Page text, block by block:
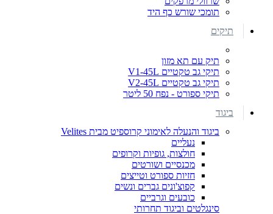
תומכי שורש כף היד
תיקים
תיק עם תא מזון
תיקי גב טקטיים V1-45L
תיקי גב טקטיים V2-45L
תיקי ספורט - נפח 50 ליטר
ביגוד
ביגוד והנעלה לאימוני קרוספיט מבית Velites
נעליים
חולצות, גופיות וקרופים
מכנסיים ושורטים
חזיות ספורט וטייצים
קפוצ'ונים גברים ונשים
כובעים וגרביים
סינגלטים וביגוד תחרותי